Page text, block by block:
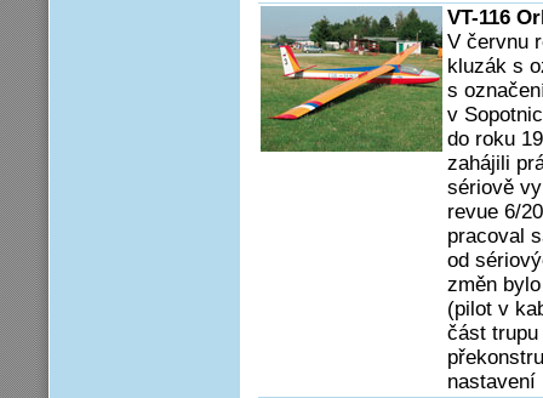
VT-116
V červnu
kluzák s
s
v
do roku
zahájili
sériově
revue 6/
pracoval
od
změn
(pilot v
část
nastavení